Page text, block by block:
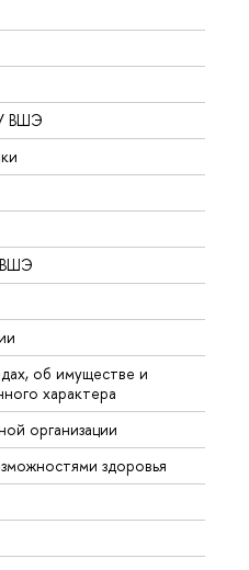
ВШЭ
ВШЭ
об имуществе и
характера
организации
здоровья